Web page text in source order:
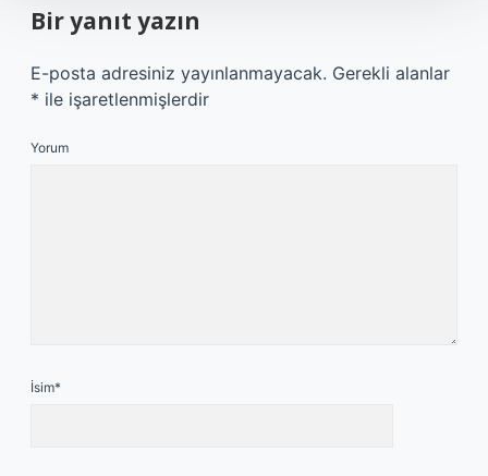
Bir yanıt yazın
E-posta adresiniz yayınlanmayacak. Gerekli alanlar
* ile işaretlenmişlerdir
Yorum
İsim*